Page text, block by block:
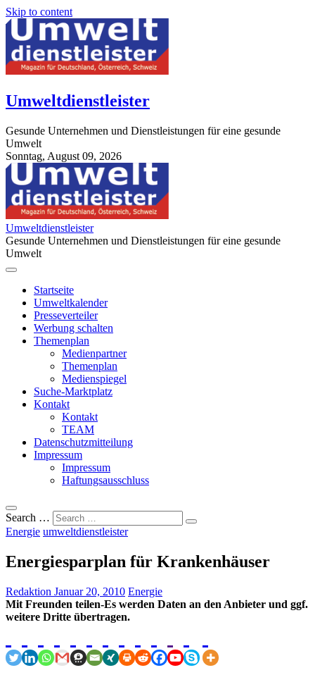
Skip to content
Umweltdienstleister
Gesunde Unternehmen und Dienstleistungen für eine gesunde
Umwelt
Sonntag, August 09, 2026
StuttgartApotheke.com
Umweltdienstleister
Gesunde Unternehmen und Dienstleistungen für eine gesunde
Umwelt
Startseite
Umweltkalender
Presseverteiler
Werbung schalten
Themenplan
Medienpartner
Themenplan
Medienspiegel
Suche-Marktplatz
Kontakt
Kontakt
TEAM
Datenschutzmitteilung
Impressum
Impressum
Haftungsausschluss
Search …
Energie umweltdienstleister
Energiesparplan für Krankenhäuser
Redaktion Januar 20, 2010 Energie
Mit Freunden teilen-Es werden Daten an den Anbieter und ggf.
weitere Dritte übertragen.